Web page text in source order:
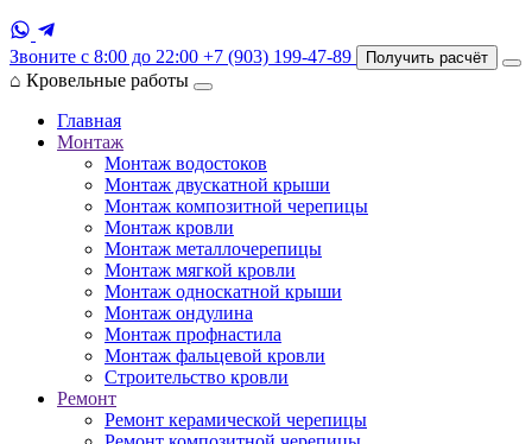
Звоните с 8:00 до 22:00 +7 (903) 199-47-89 Получить расчёт
⌂ Кровельные работы
Главная
Монтаж
Монтаж водостоков
Монтаж двускатной крыши
Монтаж композитной черепицы
Монтаж кровли
Монтаж металлочерепицы
Монтаж мягкой кровли
Монтаж односкатной крыши
Монтаж ондулина
Монтаж профнастила
Монтаж фальцевой кровли
Строительство кровли
Ремонт
Ремонт керамической черепицы